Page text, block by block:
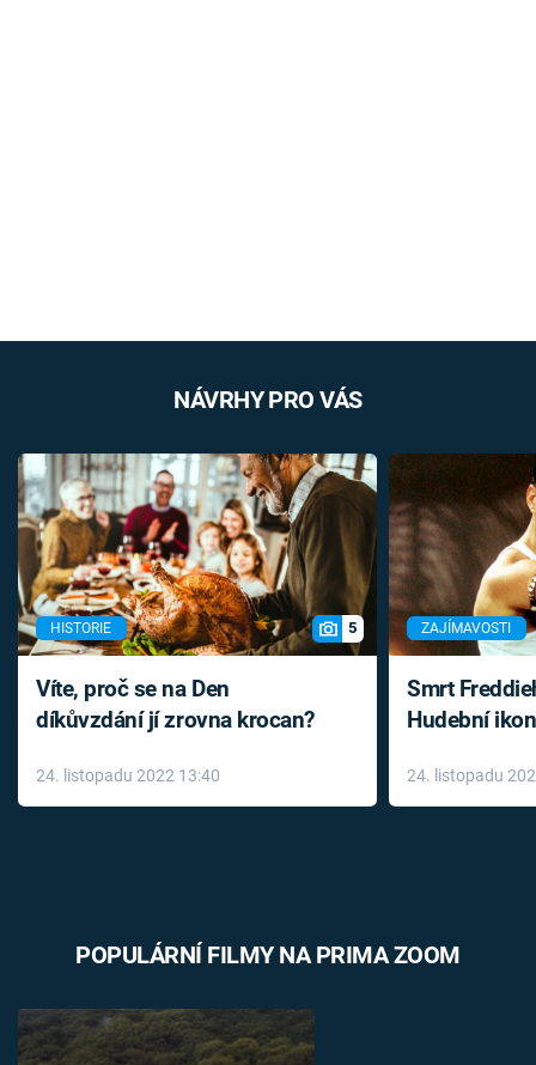
NÁVRHY PRO VÁS
HISTORIE 5
Víte, proč se na Den
díkůvzdání jí zrovna krocan?
24. listopadu 2022 13:40
ZAJÍMAVOSTI
Smrt
Hudební
léky
24. listopadu
POPULÁRNÍ FILMY NA PRIMA ZOOM